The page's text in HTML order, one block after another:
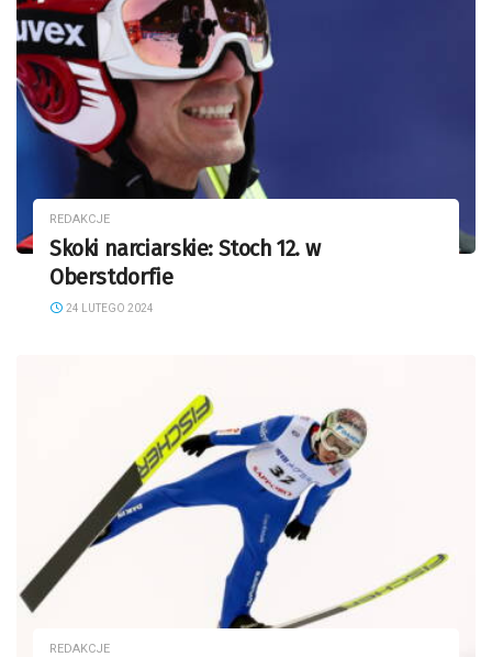
REDAKCJE
Skoki narciarskie: Stoch 12. w
Oberstdorfie
24 LUTEGO 2024
REDAKCJE